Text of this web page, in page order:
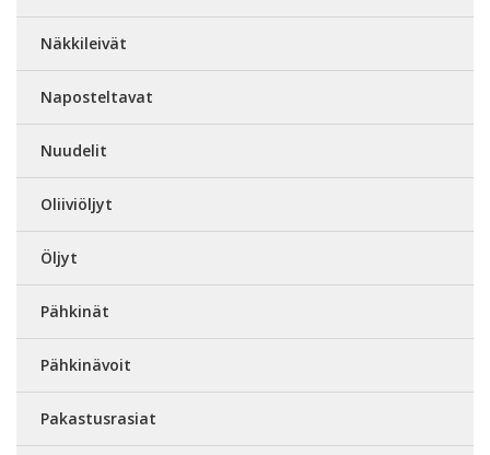
Näkkileivät
Naposteltavat
Nuudelit
Oliiviöljyt
Öljyt
Pähkinät
Pähkinävoit
Pakastusrasiat